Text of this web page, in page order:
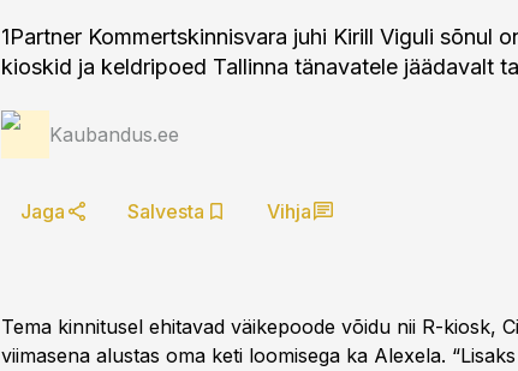
1Partner Kommertskinnisvara juhi Kirill Viguli sõnul
kioskid ja keldripoed Tallinna tänavatele jäädavalt
Kaubandus.ee
Jaga Salvesta Vihja
Tema kinnitusel ehitavad väikepoode võidu nii R-kiosk,
viimasena alustas oma keti loomisega ka Alexela.